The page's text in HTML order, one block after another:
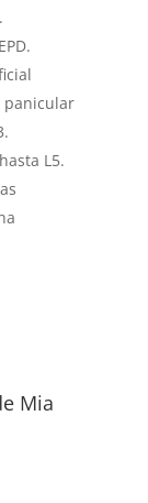
panicular
L5.
Mia